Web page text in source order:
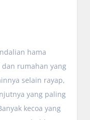
hama
rumahan yang
selain rayap,
yang paling
kecoa yang